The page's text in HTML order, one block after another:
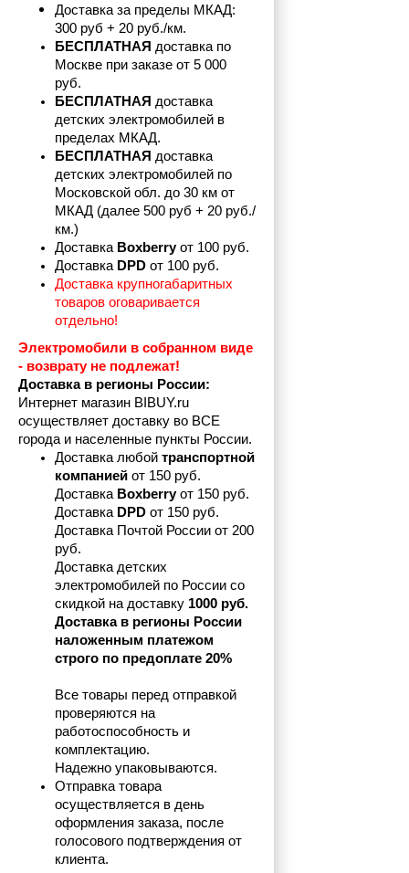
Доставка за пределы МКАД:
300 руб + 20 руб./км.
БЕСПЛАТНАЯ доставка по
Москве при заказе от 5 000
руб.
БЕСПЛАТНАЯ доставка
детских электромобилей в
пределах МКАД.
БЕСПЛАТНАЯ доставка
детских электромобилей по
Московской обл. до 30 км от
МКАД (далее 500 руб + 20 руб./
км.)
Доставка Boxberry от 100 руб.
Доставка DPD от 100 руб.
Доставка крупногабаритных
товаров оговаривается
отдельно!
Электромобили в собранном виде
- возврату не подлежат!
Доставка в регионы России:
Интернет магазин BIBUY.ru
осуществляет доставку во ВСЕ
города и населенные пункты России.
Доставка любой транспортной
компанией от 150 руб.
Доставка Boxberry от 150 руб.
Доставка DPD от 150 руб.
Доставка Почтой России от 200
руб.
Доставка детских
электромобилей по России со
скидкой на доставку 1000 руб.
Доставка в регионы России
наложенным платежом
строго по предоплате 20%
Все товары перед отправкой
проверяются на
работоспособность и
комплектацию.
Надежно упаковываются.
Отправка товара
осуществляется в день
оформления заказа, после
голосового подтверждения от
клиента.